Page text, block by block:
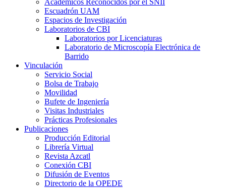
Académicos Reconocidos por el SNII
Escuadrón UAM
Espacios de Investigación
Laboratorios de CBI
Laboratorios por Licenciaturas
Laboratorio de Microscopía Electrónica de
Barrido
Vinculación
Servicio Social
Bolsa de Trabajo
Movilidad
Bufete de Ingeniería
Visitas Industriales
Prácticas Profesionales
Publicaciones
Producción Editorial
Librería Virtual
Revista Azcatl
Conexión CBI
Difusión de Eventos
Directorio de la OPEDE